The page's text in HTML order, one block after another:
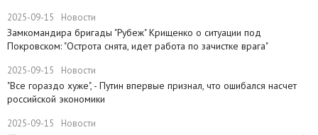
2025-09-15 Новости
Замкомандира бригады "Рубеж" Крищенко​ о ситуации под
Покровском: "Острота снята, идет работа по зачистке врага"
2025-09-15 Новости
"Все гораздо хуже", - Путин впервые признал, что ошибался насчет
российской экономики
2025-09-15 Новости